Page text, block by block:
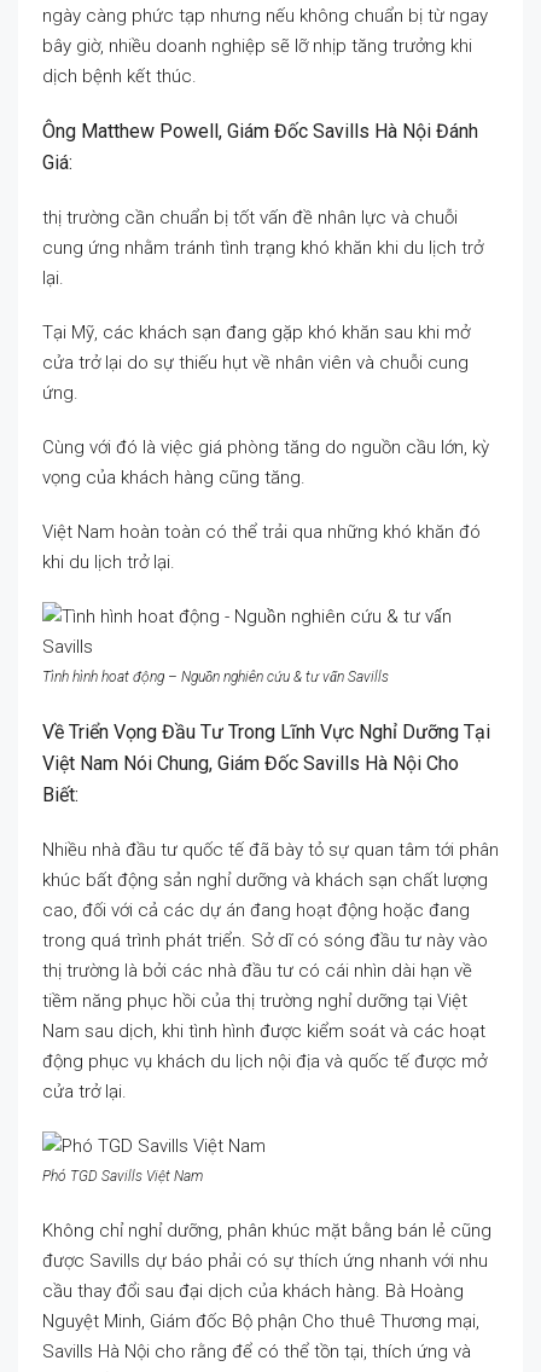
ngày càng phức tạp nhưng nếu không chuẩn bị từ ngay
bây giờ, nhiều doanh nghiệp sẽ lỡ nhịp tăng trưởng khi
dịch bệnh kết thúc.
Ông Matthew Powell, Giám Đốc Savills Hà Nội Đánh
Giá:
thị trường cần chuẩn bị tốt vấn đề nhân lực và chuỗi
cung ứng nhằm tránh tình trạng khó khăn khi du lịch trở
lại.
Tại Mỹ, các khách sạn đang gặp khó khăn sau khi mở
cửa trở lại do sự thiếu hụt về nhân viên và chuỗi cung
ứng.
Cùng với đó là việc giá phòng tăng do nguồn cầu lớn, kỳ
vọng của khách hàng cũng tăng.
Việt Nam hoàn toàn có thể trải qua những khó khăn đó
khi du lịch trở lại.
Tình hình hoat động – Nguồn nghiên cứu & tư vấn Savills
Về Triển Vọng Đầu Tư Trong Lĩnh Vực Nghỉ Dưỡng Tại
Việt Nam Nói Chung, Giám Đốc Savills Hà Nội Cho
Biết:
Nhiều nhà đầu tư quốc tế đã bày tỏ sự quan tâm tới phân
khúc bất động sản nghỉ dưỡng và khách sạn chất lượng
cao, đối với cả các dự án đang hoạt động hoặc đang
trong quá trình phát triển. Sở dĩ có sóng đầu tư này vào
thị trường là bởi các nhà đầu tư có cái nhìn dài hạn về
tiềm năng phục hồi của thị trường nghỉ dưỡng tại Việt
Nam sau dịch, khi tình hình được kiểm soát và các hoạt
động phục vụ khách du lịch nội địa và quốc tế được mở
cửa trở lại.
Phó TGD Savills Việt Nam
Không chỉ nghỉ dưỡng, phân khúc mặt bằng bán lẻ cũng
được Savills dự báo phải có sự thích ứng nhanh với nhu
cầu thay đổi sau đại dịch của khách hàng. Bà Hoàng
Nguyệt Minh, Giám đốc Bộ phận Cho thuê Thương mại,
Savills Hà Nội cho rằng để có thể tồn tại, thích ứng và